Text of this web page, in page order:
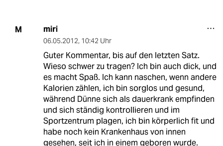
M miri
06.05.2012, 10:42 Uhr
Guter Kommentar, bis auf den letzten Satz.
Wieso schwer zu tragen? Ich bin auch dick, und
es macht Spaß. Ich kann naschen, wenn andere
Kalorien zählen, ich bin sorglos und gesund,
während Dünne sich als dauerkrank empfinden
und sich ständig kontrollieren und im
Sportzentrum plagen, ich bin körperlich fit und
habe noch kein Krankenhaus von innen
gesehen, seit ich in einem geboren wurde.